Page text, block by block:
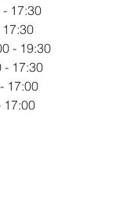
17:30
17:30
- 19:30
- 17:30
17:00
17:00